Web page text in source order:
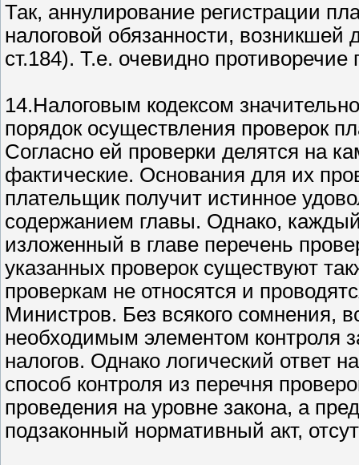
Так, аннулирование регистрации
налоговой обязанности, возникшей
ст.184). Т.е. очевидно
14.Налоговым кодексом
порядок осуществления проверок
Согласно ей проверки делятся на
фактические. Основания для их
плательщик получит истинное
содержанием главы. Однако,
изложенный в главе перечень
указанных проверок существуют
проверкам не относятся и
Министров. Без всякого сомнения,
необходимым элементом контроля
налогов. Однако логический ответ
способ контроля из перечня
проведения на уровне закона, а
подзаконный нормативный акт,